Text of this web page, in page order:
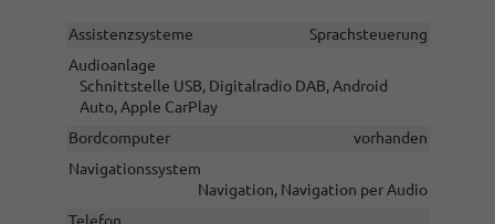
Assistenzsysteme
Sprachsteuerung
Audioanlage
Schnittstelle USB, Digitalradio DAB, Android
Auto, Apple CarPlay
Bordcomputer
vorhanden
Navigationssystem
Navigation, Navigation per Audio